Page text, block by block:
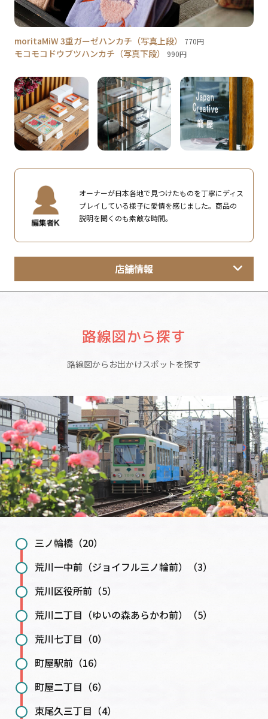
moritaMiW 3重ガーゼハンカチ（写真上段） 770円
モコモコドウブツハンカチ（写真下段） 990円
オーナーが日本各地で見つけたものを丁寧にディス
プレイしている様子に愛情を感じました。商品の
説明を聞くのも素敵な時間。
店舗情報
路線図から探す
路線図からお出かけスポットを探す
三ノ輪橋（20）
荒川一中前（ジョイフル三ノ輪前）（3）
荒川区役所前（5）
荒川二丁目（ゆいの森あらかわ前）（5）
荒川七丁目（0）
町屋駅前（16）
町屋二丁目（6）
東尾久三丁目（4）